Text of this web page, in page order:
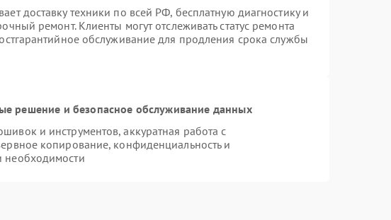
доставку техники по всей РФ, бесплатную диагностику и
ремонт. Клиенты могут отслеживать статус ремонта
обслуживание для продления срока службы
решение и безопасное обслуживание данных
и инструментов, аккуратная работа с
копирование, конфиденциальность и
необходимости